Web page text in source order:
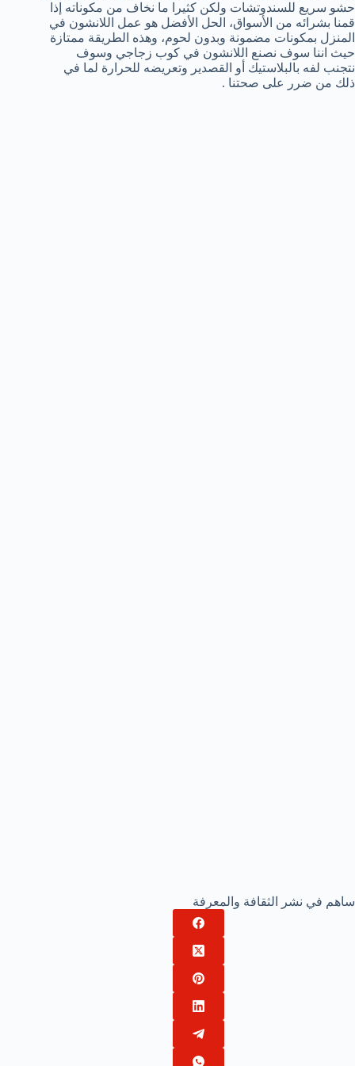
حشو سريع للسندوتشات ولكن كثيرا ما نخاف من مكوناته إذا
قمنا بشرائه من الأسواق، الحل الأفضل هو عمل اللانشون في
المنزل بمكونات مضمونة وبدون لحوم، وهذه الطريقة ممتازة
حيث اننا سوف نصنع اللانشون في كوب زجاجي وسوف
نتجنب لفه بالبلاستيك أو القصدير وتعريضه للحرارة لما في
ذلك من ضرر على صحتنا .
ساهم في نشر الثقافة والمعرفة